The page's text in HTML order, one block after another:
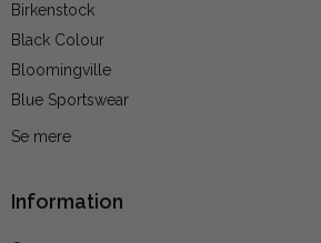
Birkenstock
Black Colour
Bloomingville
Blue Sportswear
Se mere
Information